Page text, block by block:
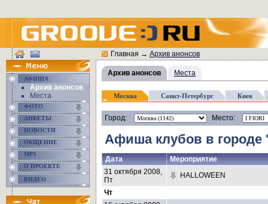
АФИША
Архив анонсов
Места
ФОТО
АНКЕТЫ
НОВОСТИ
ОБЩЕНИЕ
MP3
О ПРОЕКТЕ
ВИДЕО
Главная→Архив анонсов
Архив анонсов Места
Москва Санкт-Петербург Киев
Город: Место:
Афиша клубов в городе
Дата
Мероприятие
31 октября 2008,
Пт
HALLOWEEN
Чт